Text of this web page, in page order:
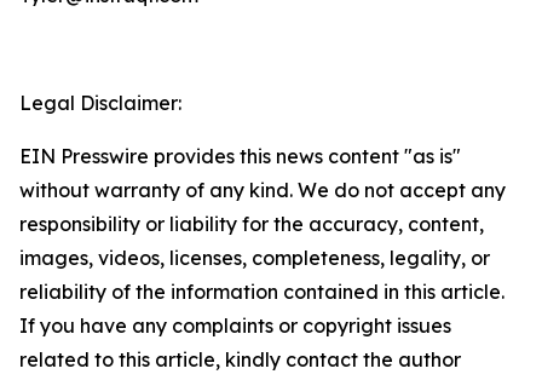
Legal Disclaimer:
EIN Presswire provides this news content "as is"
without warranty of any kind. We do not accept any
responsibility or liability for the accuracy, content,
images, videos, licenses, completeness, legality, or
reliability of the information contained in this article.
If you have any complaints or copyright issues
related to this article, kindly contact the author